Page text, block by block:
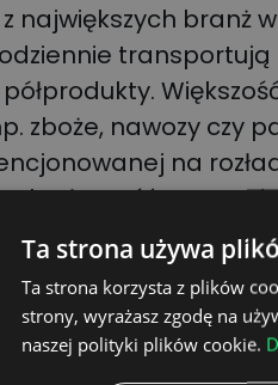
największych branż
zboże, nawozy czy
na
Płatność za tonę
chemicznej,
które
wynika, że
za kurs.
Ta strona używa
Ta strona korzysta z plików
strony, wyrażasz zgodę na
naszej polityki plików cookie.